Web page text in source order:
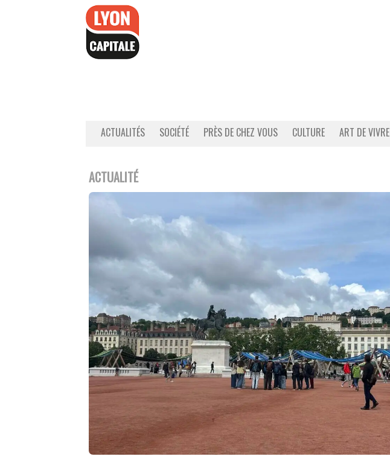
ACTUALITÉS SOCIÉTÉ PRÈS DE CHEZ VOUS CULTURE ART DE VIVRE
ACTUALITÉ